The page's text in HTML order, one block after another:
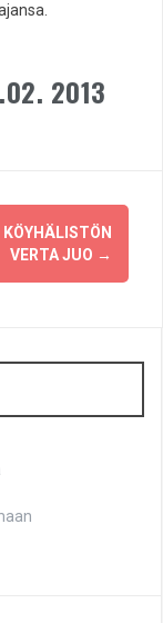
2013
KÖYHÄLISTÖN
VERTA JUO →